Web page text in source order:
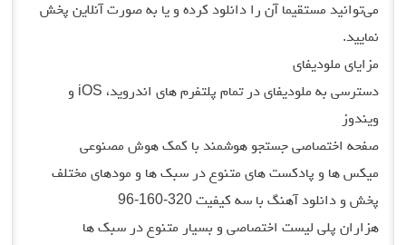
می‌توانید مستقیما آن را دانلود کرده و یا به صورت آنلاین پخش
نمایید.
مزایای ملودیفای
دسترسی به ملودیفای در تمام پلتفرم های اندروید، iOS و
ویندوز
صفحه اختصاصی جستجو هوشمند با کمک هوش مصنوعی
میکس ها و پادکست های متنوع در سبک ها و مودهای مختلف
پخش و دانلود آهنگ با سه کیفیت 320-160-96
هزاران پلی لیست اختصاصی و بسیار متنوع در سبک ها